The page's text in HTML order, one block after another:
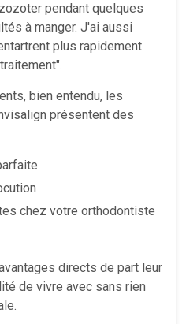
pendant quelques
à manger. J'ai aussi
plus rapidement
bien entendu, les
présentent des
chez votre orthodontiste
directs de part leur
de vivre avec sans rien